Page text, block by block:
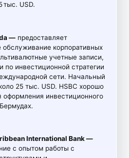
тыс. USD.
—предоставляет
обслуживание корпоративных
учетные записи,
по инвестиционной стратегии
сети. Начальный
25 тыс. USD. HSBC хорошо
оформления инвестиционного
International Bank —
с опытом работы с